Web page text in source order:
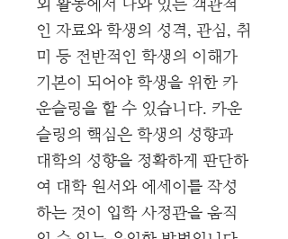
인 자료와 학생의 성격, 관심, 취
미 등 전반적인 학생의 이해가
기본이 되어야 학생을 위한 카
운슬링을 할 수 있습니다. 카운
슬링의 핵심은 학생의 성향과
대학의 성향을 정확하게 판단하
여 대학 원서와 에세이를 작성
하는 것이 입학 사정관을 움직